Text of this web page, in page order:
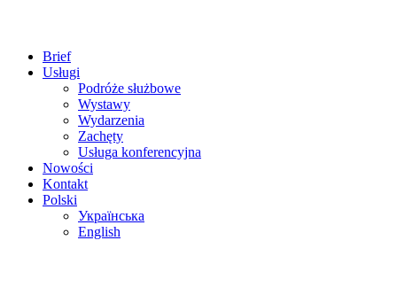
Brief
Usługi
Podróże służbowe
Wystawy
Wydarzenia
Zachęty
Usługa konferencyjna
Nowości
Kontakt
Polski
Українська
English